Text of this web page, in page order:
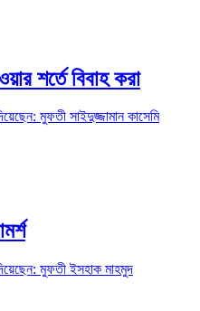
শর্তে বিবাহ করা
মুফতী সাইদুজ্জামান কাসেমি
মুফতী ইসহাক মাহমুদ